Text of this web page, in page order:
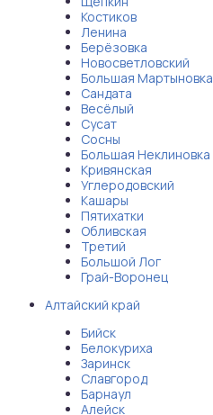
Костиков
Ленина
Берёзовка
Новосветловский
Большая Мартыновка
Сандата
Весёлый
Сусат
Сосны
Большая Неклиновка
Кривянская
Углеродовский
Кашары
Пятихатки
Обливская
Третий
Большой Лог
Грай-Воронец
Алтайский край
Бийск
Белокуриха
Заринск
Славгород
Барнаул
Алейск